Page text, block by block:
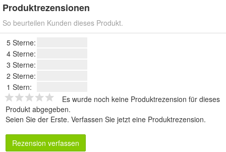
Produktrezensionen
So beurteilen Kunden dieses Produkt.
5 Sterne:
4 Sterne:
3 Sterne:
2 Sterne:
1 Stern:
Es wurde noch keine Produktrezension für dieses
Produkt abgegeben.
Seien Sie der Erste. Verfassen Sie jetzt eine Produktrezension.
Rezension verfassen